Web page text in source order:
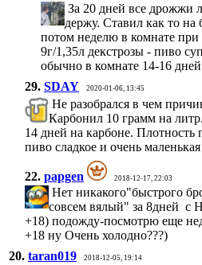
За 20 дней все дрожжи
держу. Ставил как то на
потом неделю в комнате при
9г/1,35л декстрозы - пиво
обычно в комнате 14-16
29. SDAY 2020-01-06, 13:45
Не разобрался в чем
Карбонил 10 грамм на
14 дней на карбоне. Плотность
пиво сладкое и очень маленькая
22. papgen 2018-12-17, 22:03
Нет никакого"быстрого
совсем вялый" за 8дней с
+18) подожду-посмотрю еще
+18 ну Очень холодно???)
20. taran019 2018-12-05, 19:14